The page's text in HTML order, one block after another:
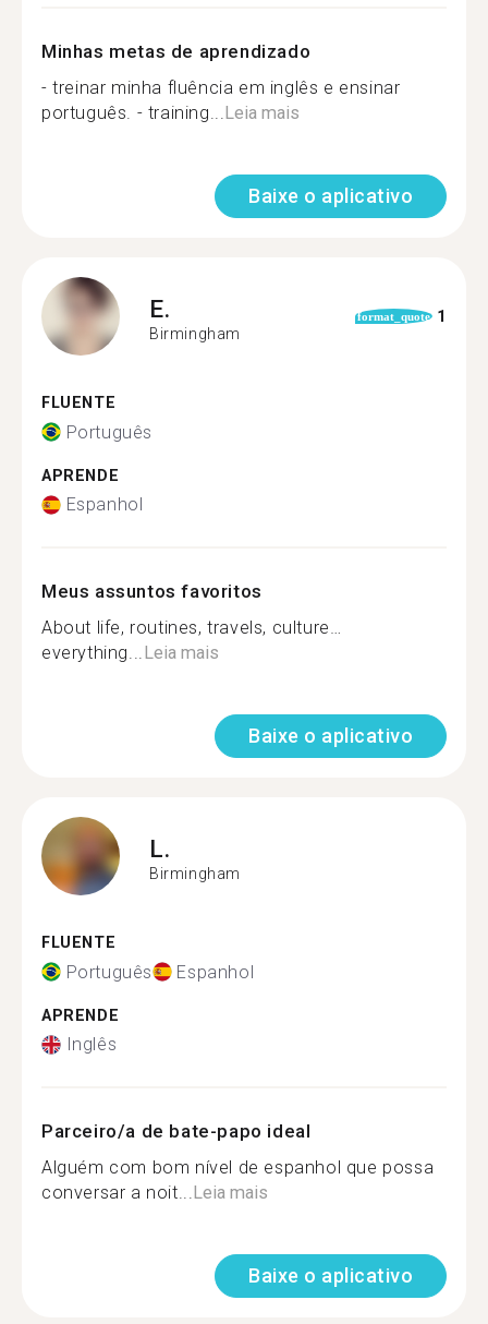
Minhas metas de aprendizado
- treinar minha fluência em inglês e ensinar
português. - training...Leia mais
Baixe o aplicativo
E.
Birmingham
format_quote 1
FLUENTE
Português
APRENDE
Espanhol
Meus assuntos favoritos
About life, routines, travels, culture…
everything...Leia mais
Baixe o aplicativo
L.
Birmingham
FLUENTE
Português Espanhol
APRENDE
Inglês
Parceiro/a de bate-papo ideal
Alguém com bom nível de espanhol que possa
conversar a noit...Leia mais
Baixe o aplicativo